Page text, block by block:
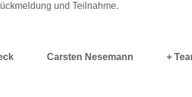
und Teilnahme.
Carsten Nesemann +